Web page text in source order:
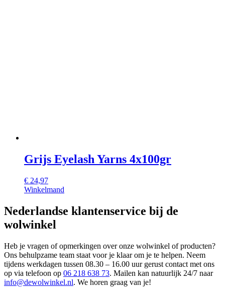
Grijs Eyelash Yarns 4x100gr
€ 24,97
Winkelmand
Nederlandse klantenservice bij de
wolwinkel
Heb je vragen of opmerkingen over onze wolwinkel of producten?
Ons behulpzame team staat voor je klaar om je te helpen. Neem
tijdens werkdagen tussen 08.30 – 16.00 uur gerust contact met ons
op via telefoon op 06 218 638 73. Mailen kan natuurlijk 24/7 naar
info@dewolwinkel.nl. We horen graag van je!